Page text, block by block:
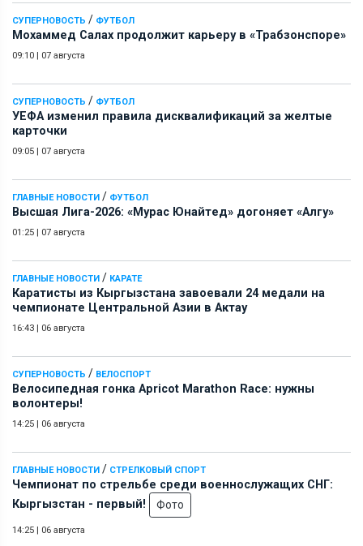
СУПЕРНОВОСТЬ / ФУТБОЛ
Мохаммед Салах продолжит карьеру в «Трабзонспоре»
09:10 | 07 августа
СУПЕРНОВОСТЬ / ФУТБОЛ
УЕФА изменил правила дисквалификаций за желтые
карточки
09:05 | 07 августа
ГЛАВНЫЕ НОВОСТИ / ФУТБОЛ
Высшая Лига-2026: «Мурас Юнайтед» догоняет «Алгу»
01:25 | 07 августа
ГЛАВНЫЕ НОВОСТИ / КАРАТЕ
Каратисты из Кыргызстана завоевали 24 медали на
чемпионате Центральной Азии в Актау
16:43 | 06 августа
СУПЕРНОВОСТЬ / ВЕЛОСПОРТ
Велосипедная гонка Apricot Marathon Race: нужны
волонтеры!
14:25 | 06 августа
ГЛАВНЫЕ НОВОСТИ / СТРЕЛКОВЫЙ СПОРТ
Чемпионат по стрельбе среди военнослужащих СНГ:
Кыргызстан - первый!
Фото
14:25 | 06 августа